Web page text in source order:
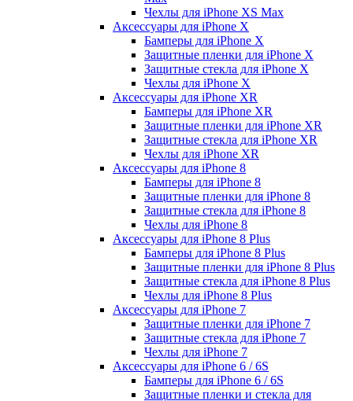
Чехлы для iPhone XS Max
Аксессуары для iPhone X
Бамперы для iPhone X
Защитные пленки для iPhone X
Защитные стекла для iPhone X
Чехлы для iPhone X
Аксессуары для iPhone XR
Бамперы для iPhone XR
Защитные пленки для iPhone XR
Защитные стекла для iPhone XR
Чехлы для iPhone XR
Аксессуары для iPhone 8
Бамперы для iPhone 8
Защитные пленки для iPhone 8
Защитные стекла для iPhone 8
Чехлы для iPhone 8
Аксессуары для iPhone 8 Plus
Бамперы для iPhone 8 Plus
Защитные пленки для iPhone 8 Plus
Защитные стекла для iPhone 8 Plus
Чехлы для iPhone 8 Plus
Аксессуары для iPhone 7
Защитные пленки для iPhone 7
Защитные стекла для iPhone 7
Чехлы для iPhone 7
Аксессуары для iPhone 6 / 6S
Бамперы для iPhone 6 / 6S
Защитные пленки и стекла для